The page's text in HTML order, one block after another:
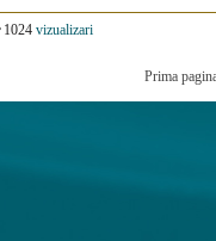
1024 vizualizari
Prima